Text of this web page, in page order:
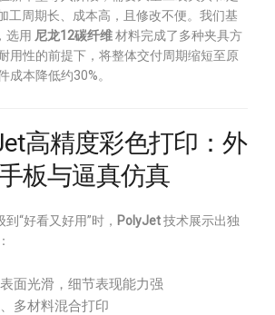
工周期长、成本高，且修改不便。我们基
选用 尼龙12碳纤维材料完成了多种夹具方
用性的前提下，将整体交付周期缩短至原
成本降低约30%。
高精度彩色打印：外
板与逼真仿真
“好看又好用”时， PolyJet技术展示出独
面光滑，细节表现能力强
多材料混合打印